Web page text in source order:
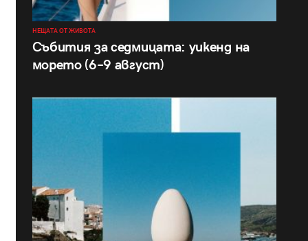
НЕЩАТА ОТ ЖИВОТА
Събития за седмицата: уикенд на
морето (6–9 август)